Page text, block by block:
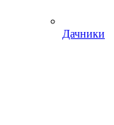
Дачники